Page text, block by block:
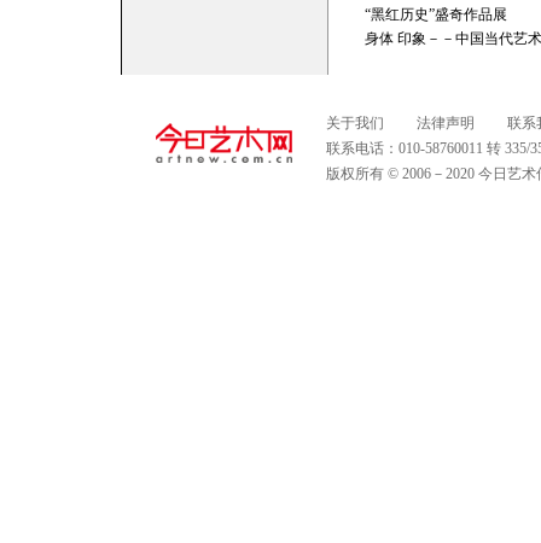
“黑红历史”盛奇作品展
身体 印象－－中国当代艺
关于我们 法律声明
联系
联系电话：010-58760011 转
版权所有 © 2006－2020 今日艺